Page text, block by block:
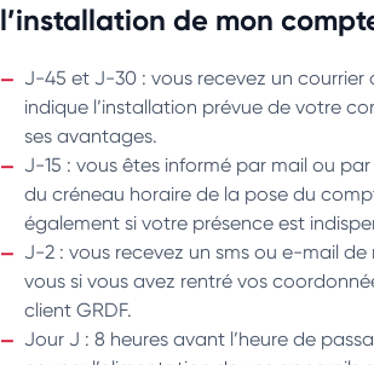
l’installation de mon
J-45 et J-30 : vous recevez un courrier
indique l’installation prévue de votre
ses avantages.
J-15 : vous êtes informé par mail ou
du créneau horaire de la pose du
également si votre présence est
J-2 : vous recevez un sms ou e-mail
vous si vous avez rentré vos
client GRDF.
Jour J : 8 heures avant l’heure de